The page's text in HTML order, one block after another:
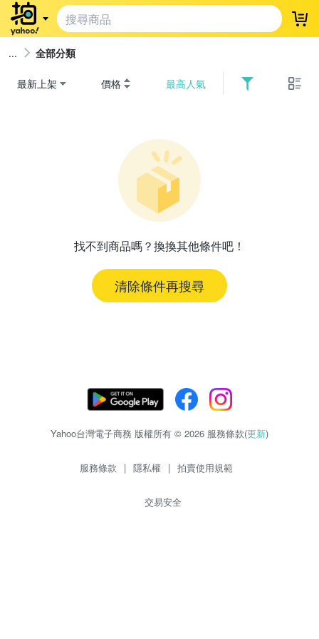
登
全部分類
最新上架 價格 最高人氣
找不到商品嗎？換換其他條件吧！
清除條件再搜尋
Yahoo台灣電子商務 版權所有 © 2026 服務條款(更新)
服務條款 | 隱私權 | 拍賣使用規範
交易安全